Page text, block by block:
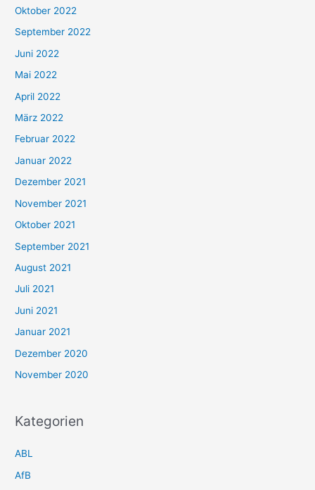
Oktober 2022
September 2022
Juni 2022
Mai 2022
April 2022
März 2022
Februar 2022
Januar 2022
Dezember 2021
November 2021
Oktober 2021
September 2021
August 2021
Juli 2021
Juni 2021
Januar 2021
Dezember 2020
November 2020
Kategorien
ABL
AfB